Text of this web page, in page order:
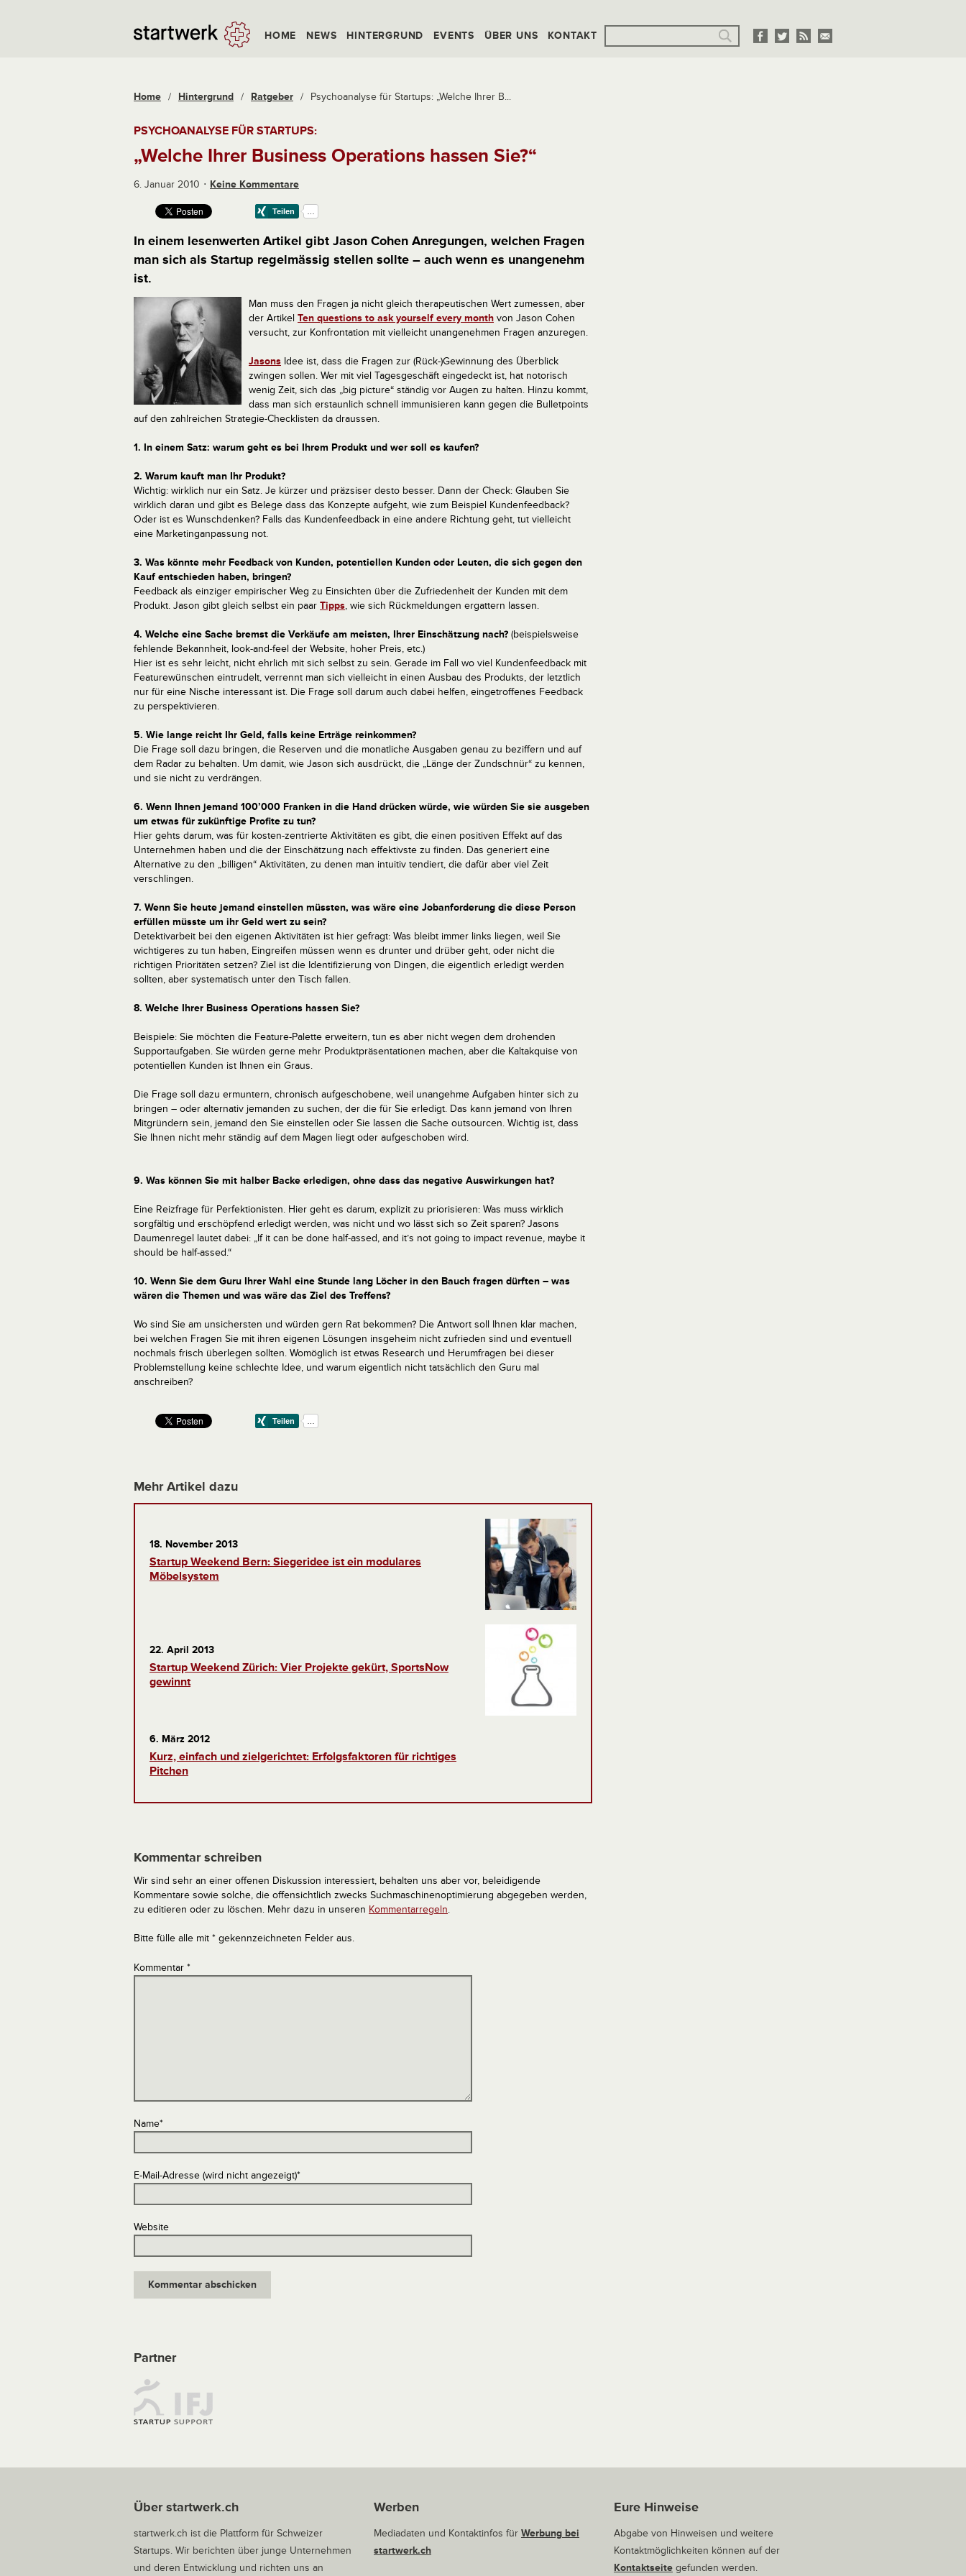
HOME NEWS HINTERGRUND EVENTS ÜBER UNS KONTAKT
Home / Hintergrund / Ratgeber / Psychoanalyse für Startups: „Welche Ihrer B...
PSYCHOANALYSE FÜR STARTUPS:
„Welche Ihrer Business Operations hassen Sie?“
6. Januar 2010 Keine Kommentare
In einem lesenwerten Artikel gibt Jason Cohen Anregungen, welchen Fragen
man sich als Startup regelmässig stellen sollte – auch wenn es unangenehm
ist.
Man muss den Fragen ja nicht gleich therapeutischen Wert zumessen, aber
der Artikel Ten questions to ask yourself every month von Jason Cohen
versucht, zur Konfrontation mit vielleicht unangenehmen Fragen anzuregen.
Jasons Idee ist, dass die Fragen zur (Rück-)Gewinnung des Überblick
zwingen sollen. Wer mit viel Tagesgeschäft eingedeckt ist, hat notorisch
wenig Zeit, sich das „big picture“ ständig vor Augen zu halten. Hinzu kommt,
dass man sich erstaunlich schnell immunisieren kann gegen die Bulletpoints
auf den zahlreichen Strategie-Checklisten da draussen.
1. In einem Satz: warum geht es bei Ihrem Produkt und wer soll es kaufen?
2. Warum kauft man Ihr Produkt?
Wichtig: wirklich nur ein Satz. Je kürzer und präzsiser desto besser. Dann der Check: Glauben Sie
wirklich daran und gibt es Belege dass das Konzepte aufgeht, wie zum Beispiel Kundenfeedback?
Oder ist es Wunschdenken? Falls das Kundenfeedback in eine andere Richtung geht, tut vielleicht
eine Marketinganpassung not.
3. Was könnte mehr Feedback von Kunden, potentiellen Kunden oder Leuten, die sich gegen den
Kauf entschieden haben, bringen?
Feedback als einziger empirischer Weg zu Einsichten über die Zufriedenheit der Kunden mit dem
Produkt. Jason gibt gleich selbst ein paar Tipps, wie sich Rückmeldungen ergattern lassen.
4. Welche eine Sache bremst die Verkäufe am meisten, Ihrer Einschätzung nach? (beispielsweise
fehlende Bekannheit, look-and-feel der Website, hoher Preis, etc.)
Hier ist es sehr leicht, nicht ehrlich mit sich selbst zu sein. Gerade im Fall wo viel Kundenfeedback mit
Featurewünschen eintrudelt, verrennt man sich vielleicht in einen Ausbau des Produkts, der letztlich
nur für eine Nische interessant ist. Die Frage soll darum auch dabei helfen, eingetroffenes Feedback
zu perspektivieren.
5. Wie lange reicht Ihr Geld, falls keine Erträge reinkommen?
Die Frage soll dazu bringen, die Reserven und die monatliche Ausgaben genau zu beziffern und auf
dem Radar zu behalten. Um damit, wie Jason sich ausdrückt, die „Länge der Zundschnür“ zu kennen,
und sie nicht zu verdrängen.
6. Wenn Ihnen jemand 100’000 Franken in die Hand drücken würde, wie würden Sie sie ausgeben
um etwas für zukünftige Profite zu tun?
Hier gehts darum, was für kosten-zentrierte Aktivitäten es gibt, die einen positiven Effekt auf das
Unternehmen haben und die der Einschätzung nach effektivste zu finden. Das generiert eine
Alternative zu den „billigen“ Aktivitäten, zu denen man intuitiv tendiert, die dafür aber viel Zeit
verschlingen.
7. Wenn Sie heute jemand einstellen müssten, was wäre eine Jobanforderung die diese Person
erfüllen müsste um ihr Geld wert zu sein?
Detektivarbeit bei den eigenen Aktivitäten ist hier gefragt: Was bleibt immer links liegen, weil Sie
wichtigeres zu tun haben, Eingreifen müssen wenn es drunter und drüber geht, oder nicht die
richtigen Prioritäten setzen? Ziel ist die Identifizierung von Dingen, die eigentlich erledigt werden
sollten, aber systematisch unter den Tisch fallen.
8. Welche Ihrer Business Operations hassen Sie?
Beispiele: Sie möchten die Feature-Palette erweitern, tun es aber nicht wegen dem drohenden
Supportaufgaben. Sie würden gerne mehr Produktpräsentationen machen, aber die Kaltakquise von
potentiellen Kunden ist Ihnen ein Graus.
Die Frage soll dazu ermuntern, chronisch aufgeschobene, weil unangehme Aufgaben hinter sich zu
bringen – oder alternativ jemanden zu suchen, der die für Sie erledigt. Das kann jemand von Ihren
Mitgründern sein, jemand den Sie einstellen oder Sie lassen die Sache outsourcen. Wichtig ist, dass
Sie Ihnen nicht mehr ständig auf dem Magen liegt oder aufgeschoben wird.
9. Was können Sie mit halber Backe erledigen, ohne dass das negative Auswirkungen hat?
Eine Reizfrage für Perfektionisten. Hier geht es darum, explizit zu priorisieren: Was muss wirklich
sorgfältig und erschöpfend erledigt werden, was nicht und wo lässt sich so Zeit sparen? Jasons
Daumenregel lautet dabei: „If it can be done half-assed, and it’s not going to impact revenue, maybe it
should be half-assed.“
10. Wenn Sie dem Guru Ihrer Wahl eine Stunde lang Löcher in den Bauch fragen dürften – was
wären die Themen und was wäre das Ziel des Treffens?
Wo sind Sie am unsichersten und würden gern Rat bekommen? Die Antwort soll Ihnen klar machen,
bei welchen Fragen Sie mit ihren eigenen Lösungen insgeheim nicht zufrieden sind und eventuell
nochmals frisch überlegen sollten. Womöglich ist etwas Research und Herumfragen bei dieser
Problemstellung keine schlechte Idee, und warum eigentlich nicht tatsächlich den Guru mal
anschreiben?
Mehr Artikel dazu
18. November 2013
Startup Weekend Bern: Siegeridee ist ein modulares
Möbelsystem
22. April 2013
Startup Weekend Zürich: Vier Projekte gekürt, SportsNow
gewinnt
6. März 2012
Kurz, einfach und zielgerichtet: Erfolgsfaktoren für richtiges
Pitchen
Kommentar schreiben
Wir sind sehr an einer offenen Diskussion interessiert, behalten uns aber vor, beleidigende
Kommentare sowie solche, die offensichtlich zwecks Suchmaschinenoptimierung abgegeben werden,
zu editieren oder zu löschen. Mehr dazu in unseren Kommentarregeln.
Bitte fülle alle mit * gekennzeichneten Felder aus.
Kommentar *
Name*
E-Mail-Adresse (wird nicht angezeigt)*
Website
Partner
Über startwerk.ch
startwerk.ch ist die Plattform für Schweizer
Startups. Wir berichten über junge Unternehmen
und deren Entwicklung und richten uns an
Werben
Mediadaten und Kontaktinfos für Werbung bei
startwerk.ch
Eure Hinweise
Abgabe von Hinweisen und weitere
Kontaktmöglichkeiten können auf der
Kontaktseitegefunden werden.